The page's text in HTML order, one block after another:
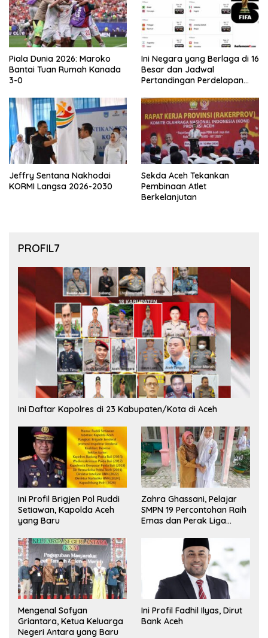
Piala Dunia 2026: Maroko
Bantai Tuan Rumah Kanada
3-0
Ini Negara yang Berlaga di 16
Besar dan Jadwal
Pertandingan Perdelapan
Jeffry Sentana Nakhodai
KORMI Langsa 2026-2030
Sekda Aceh Tekankan
Pembinaan Atlet
Berkelanjutan
PROFIL7
Ini Daftar Kapolres di 23 Kabupaten/Kota di Aceh
Ini Profil Brigjen Pol Ruddi
Setiawan, Kapolda Aceh
yang Baru
Zahra Ghassani, Pelajar
SMPN 19 Percontohan Raih
Emas dan Perak Liga
Mengenal Sofyan
Griantara, Ketua Keluarga
Negeri Antara yang Baru
Ini Profil Fadhil Ilyas, Dirut
Bank Aceh